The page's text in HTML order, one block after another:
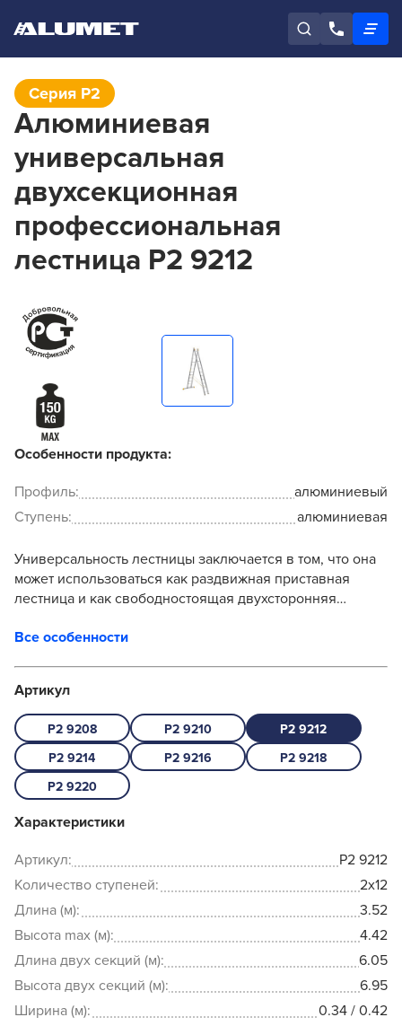
Серия P2
Алюминиевая
универсальная
двухсекционная
профессиональная
лестница P2 9212
Особенности продукта:
Профиль:
алюминиевый
Ступень:
алюминиевая
Универсальность лестницы заключается в том, что она
может использоваться как раздвижная приставная
лестница и как свободностоящая двухсторонняя
об...
Все особенности
Артикул
P2 9208 P2 9210
P2 9212
P2 9214
P2 9216
P2 9218
P2 9220
Характеристики
Артикул:
P2 9212
Количество ступеней:
2x12
Длина (м):
3.52
Высота max (м):
4.42
Длина двух секций (м):
6.05
Высота двух секций (м):
6.95
Ширина (м):
0.34 / 0.42